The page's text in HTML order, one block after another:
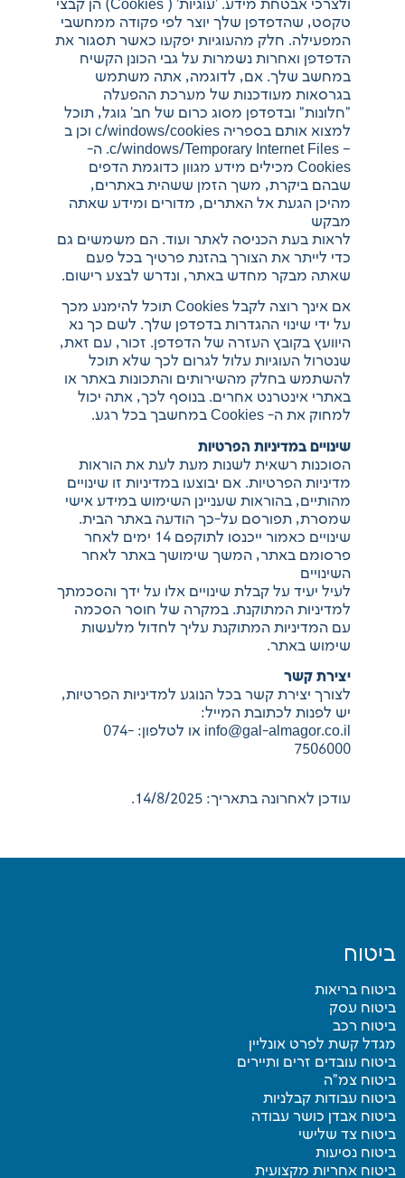
ולצרכי אבטחת מידע. 'עוגיות' ( Cookies) הן קבצי
טקסט, שהדפדפן שלך יוצר לפי פקודה ממחשבי
המפעילה. חלק מהעוגיות יפקעו כאשר תסגור את
הדפדפן ואחרות נשמרות על גבי הכונן הקשיח
במחשב שלך. אם, לדוגמה, אתה משתמש
בגרסאות מעודכנות של מערכת ההפעלה
"חלונות" ובדפדפן מסוג כרום של חב' גוגל, תוכל
למצוא אותם בספריה c/windows/cookies וכן ב
– c/windows/Temporary Internet Files. ה-
Cookies מכילים מידע מגוון כדוגמת הדפים
שבהם ביקרת, משך הזמן ששהית באתרים,
מהיכן הגעת אל האתרים, מדורים ומידע שאתה
מבקש
לראות בעת הכניסה לאתר ועוד. הם משמשים גם
כדי לייתר את הצורך בהזנת פרטיך בכל פעם
שאתה מבקר מחדש באתר, ונדרש לבצע רישום.
אם אינך רוצה לקבל Cookies תוכל להימנע מכך
על ידי שינוי ההגדרות בדפדפן שלך. לשם כך נא
היוועץ בקובץ העזרה של הדפדפן. זכור, עם זאת,
שנטרול העוגיות עלול לגרום לכך שלא תוכל
להשתמש בחלק מהשירותים והתכונות באתר או
באתרי אינטרנט אחרים. בנוסף לכך, אתה יכול
למחוק את ה- Cookies במחשבך בכל רגע.
שינויים במדיניות הפרטיות
הסוכנות רשאית לשנות מעת לעת את הוראות
מדיניות הפרטיות. אם יבוצעו במדיניות זו שינויים
מהותיים, בהוראות שעניינן השימוש במידע אישי
שמסרת, תפורסם על-כך הודעה באתר הבית.
שינויים כאמור ייכנסו לתוקפם 14 ימים לאחר
פרסומם באתר, המשך שימושך באתר לאחר
השינויים
לעיל יעיד על קבלת שינויים אלו על ידך והסכמתך
למדיניות המתוקנת. במקרה של חוסר הסכמה
עם המדיניות המתוקנת עליך לחדול מלעשות
שימוש באתר.
יצירת קשר
לצורך יצירת קשר בכל הנוגע למדיניות הפרטיות,
יש לפנות לכתובת המייל:
info@gal-almagor.co.il או לטלפון: 074-
7506000
עודכן לאחרונה בתאריך: 14/8/2025.
ביטוח
ביטוח בריאות
ביטוח עסק
ביטוח רכב
מגדל קשת לפרט אונליין
ביטוח עובדים זרים ותיירים
ביטוח צמ”ה
ביטוח עבודות קבלניות
ביטוח אבדן כושר עבודה
ביטוח צד שלישי
ביטוח נסיעות
ביטוח אחריות מקצועית